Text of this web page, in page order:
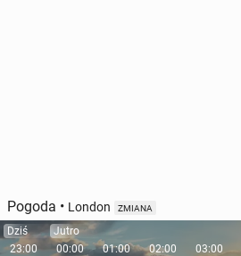
Pogoda • London ZMIANA
Dziś
23:00
Jutro
00:00
01:00 02:00 03:00